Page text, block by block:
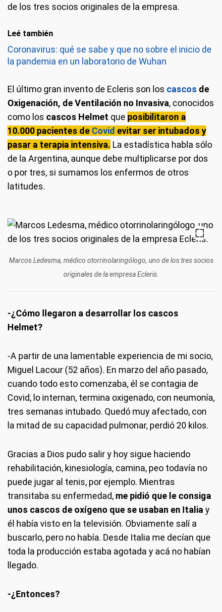
de los tres socios originales de la empresa.
Leé también
Coronavirus: qué se sabe y que no sobre el inicio de
la pandemia en un laboratorio de Wuhan
El último gran invento de Ecleris son los cascos de
Oxigenación, de Ventilación no Invasiva, conocidos
como los cascos Helmet que posibilitaron a
10.000 pacientes de Covid evitar ser intubados y
pasar a terapia intensiva. La estadística habla sólo
de la Argentina, aunque debe multiplicarse por dos
o por tres, si sumamos los enfermos de otros
latitudes.
Marcos Ledesma, médico otorrinolaringólogo, uno de los tres socios
originales de la empresa Ecleris.
-¿Cómo llegaron a desarrollar los cascos
Helmet?
-A partir de una lamentable experiencia de mi socio,
Miguel Lacour (52 años). En marzo del año pasado,
cuando todo esto comenzaba, él se contagia de
Covid, lo internan, termina oxigenado, con neumonía,
tres semanas intubado. Quedó muy afectado, con
la mitad de su capacidad pulmonar, perdió 20 kilos.
Gracias a Dios pudo salir y hoy sigue haciendo
rehabilitación, kinesiología, camina, peo todavía no
puede jugar al tenis, por ejemplo. Mientras
transitaba su enfermedad, me pidió que le consiga
unos cascos de oxígeno que se usaban en Italia y
él había visto en la televisión. Obviamente salí a
buscarlo, pero no había. Desde Italia me decían que
toda la producción estaba agotada y acá no habían
llegado.
-¿Entonces?